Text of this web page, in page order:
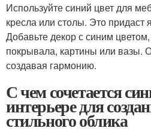
Используйте синий цвет для
кресла или столы. Это придаст
Добавьте декор с синим
покрывала, картины или вазы.
создавая гармонию.
С чем сочетается
интерьере для
стильного облика